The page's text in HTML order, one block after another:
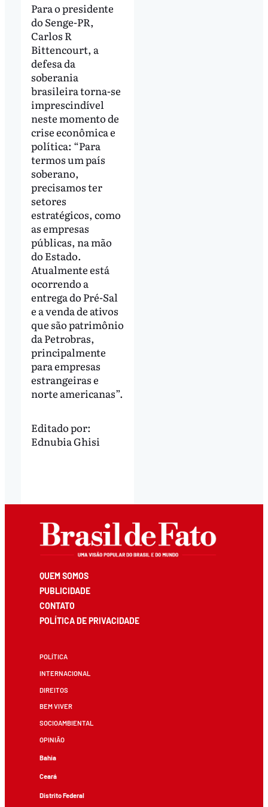
Para o presidente
do Senge-PR,
Carlos R
Bittencourt, a
defesa da
soberania
brasileira torna-se
imprescindível
neste momento de
crise econômica e
política: “Para
termos um país
soberano,
precisamos ter
setores
estratégicos, como
as empresas
públicas, na mão
do Estado.
Atualmente está
ocorrendo a
entrega do Pré-Sal
e a venda de ativos
que são patrimônio
da Petrobras,
principalmente
para empresas
estrangeiras e
norte americanas”.
Editado por:
Ednubia Ghisi
QUEM SOMOS
PUBLICIDADE
CONTATO
POLÍTICA DE PRIVACIDADE
POLÍTICA
INTERNACIONAL
DIREITOS
BEM VIVER
SOCIOAMBIENTAL
OPINIÃO
Bahia
Ceará
Distrito Federal